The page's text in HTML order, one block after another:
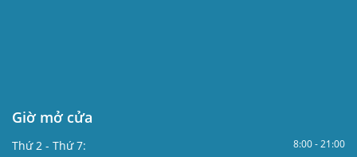
Giờ mở cửa
Thứ 2 - Thứ 7: 8:00 - 21:00